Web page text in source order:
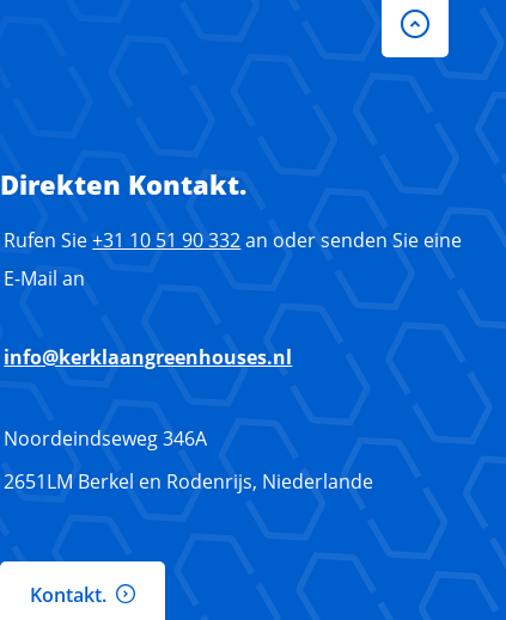
Direkten Kontakt.
Rufen Sie+31 10 51 90 332an oder senden Sie eine
E-Mail an
info@kerklaangreenhouses.nl
Noordeindseweg 346A
2651LM Berkel en Rodenrijs, Niederlande
Kontakt.